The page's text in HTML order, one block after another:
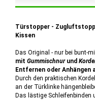
Türstopper -
Kissen
Das Original - nur bei bunt-
mit Gummischnurund
Entfernen oder
Durch den praktischen
an der Türklinke
Das lästige Schleifenbinden